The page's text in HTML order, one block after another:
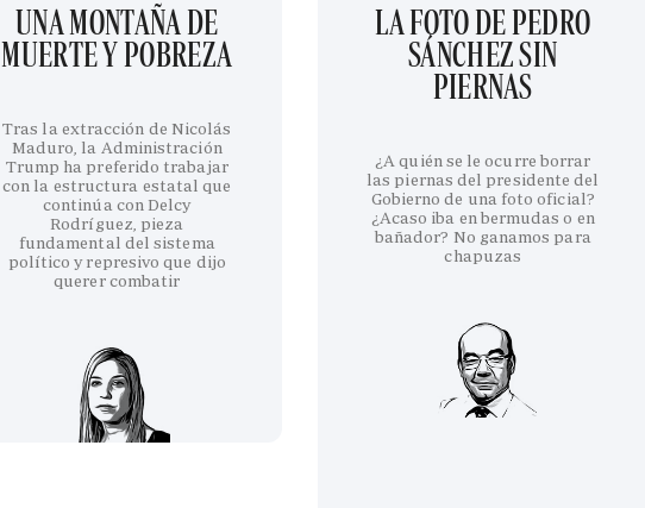
UNA MONTAÑA DE
MUERTE Y POBREZA
Tras la extracción de Nicolás
Maduro, la Administración
Trump ha preferido trabajar
con la estructura estatal que
continúa con Delcy
Rodríguez, pieza
fundamental del sistema
político y represivo que dijo
querer combatir
LA FOTO DE PEDRO
SÁNCHEZ SIN
PIERNAS
¿A quién se le ocurre borrar
las piernas del presidente del
Gobierno de una foto oficial?
¿Acaso iba en bermudas o en
bañador? No ganamos para
chapuzas